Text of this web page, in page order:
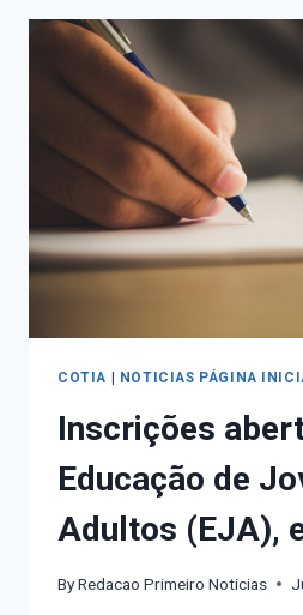
COTIA NOTICIAS PÁGINA
Inscrições
Educação de
Adultos (EJA),
ByRedacao Primeiro Noticias